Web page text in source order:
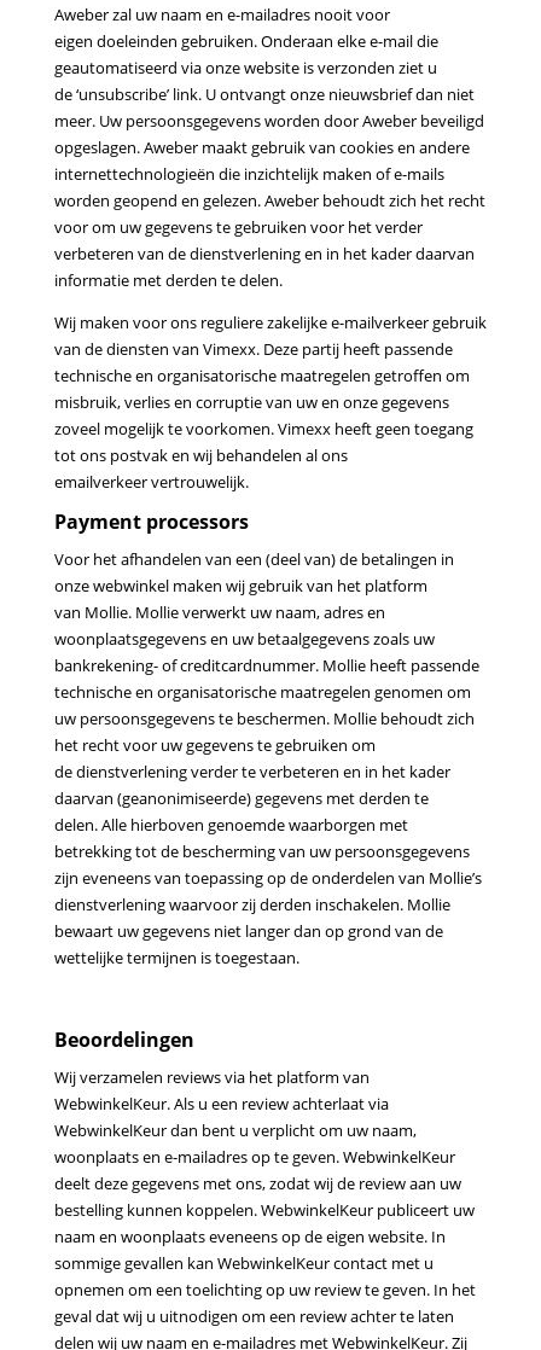
Aweberzal uw naam en e-mailadres nooit voor
eigen doeleinden gebruiken. Onderaan elke e-mail die
geautomatiseerd via onze website is verzonden ziet u
de‘unsubscribe’ link. U ontvangt onze nieuwsbrief dan niet
meer. Uw persoonsgegevens worden doorAweber beveiligd
opgeslagen.Awebermaakt gebruik van cookies en andere
internettechnologieën die inzichtelijk maken of e-mails
worden geopend en gelezen.Aweberbehoudt zich het recht
voor om uw gegevens tegebruiken voor het verder
verbeteren van de dienstverlening en in het kader daarvan
informatie met derden tedelen.
Wij maken voor ons reguliere zakelijke e-mailverkeer gebruik
van de diensten van Vimexx. Deze partij heeft passende
technische en organisatorische maatregelen getroffen om
misbruik, verlies en corruptie van uw en onzegegevens
zoveel mogelijk te voorkomen. Vimexx heeft geen toegang
tot ons postvak en wij behandelen al ons
emailverkeervertrouwelijk.
Payment processors
Voor het afhandelen van een (deel van) de betalingen in
onze webwinkel maken wij gebruik van het platform
van Mollie. Mollie verwerkt uw naam, adres en
woonplaatsgegevens en uw betaalgegevens zoals uw
bankrekening- ofcreditcardnummer. Mollie heeft passende
technische en organisatorische maatregelen genomen om
uw persoonsgegevens te beschermen. Mollie behoudt zich
het recht voor uw gegevens te gebruiken om
dedienstverlening verder te verbeteren en in het kader
daarvan (geanonimiseerde) gegevens met derden te
delen.Alle hierboven genoemde waarborgen met
betrekking tot de bescherming van uw persoonsgegevens
zijn eveneensvan toepassing op de onderdelen van Mollie’s
dienstverlening waarvoor zij derden inschakelen. Mollie
bewaart uwgegevens niet langer dan op grond van de
wettelijke termijnen is toegestaan.
Beoordelingen
Wij verzamelen reviews via het platform van
WebwinkelKeur. Als u een review achterlaat via
WebwinkelKeur dan bent u verplicht om uw naam,
woonplaats en e-mailadres op te geven. WebwinkelKeur
deelt deze gegevens metons, zodat wij de review aan uw
bestelling kunnen koppelen. WebwinkelKeur publiceert uw
naam en woonplaatseveneens op de eigen website. In
sommige gevallen kan WebwinkelKeur contact met u
opnemen om een toelichting op uw review te geven. In het
geval dat wij u uitnodigen om een review achter te laten
delen wij uw naam en e-mailadres met WebwinkelKeur. Zij